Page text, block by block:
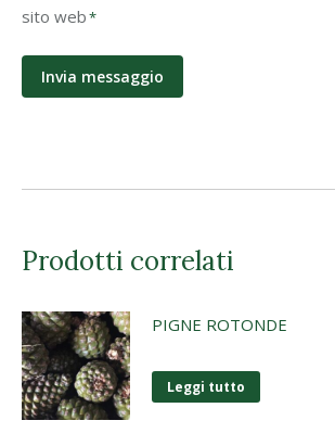
Privacy
sito web*
Prodotti correlati
PIGNE ROTONDE
Leggi tutto